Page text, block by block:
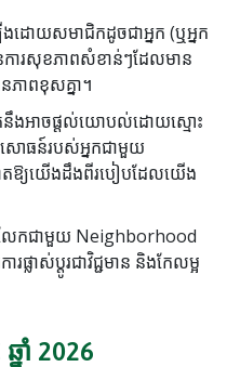
ងដោយសមាជិកដូចជាអ្នក (ឬអ្នក
ារសុខភាពសំខាន់ៗដែលមាន
ភាពខុសគ្នា។
កនឹងអាចផ្តល់យោបល់ដោយស្មោះ
ោធន៍របស់អ្នកជាមួយ
ឱ្យយើងដឹងពីរបៀបដែលយើង
លែកជាមួយ Neighborhood
រផ្លាស់ប្តូរជាវិជ្ជមាន និងកែលម្អ
នាំ 2026